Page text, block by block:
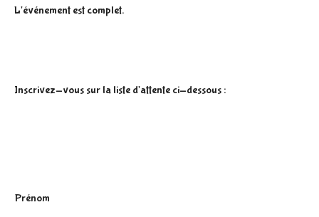
L'événement est complet.
Inscrivez-vous sur la liste d'attente ci-dessous :
Prénom